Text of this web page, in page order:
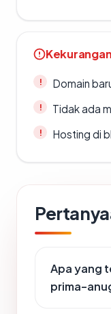
Kekurangan
Domain
Tidak ada
Hosting di
Apa yang
prima-